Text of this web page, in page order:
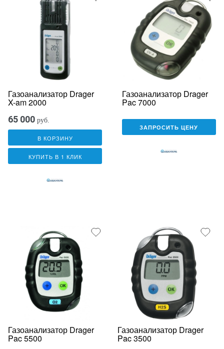
Газоанализатор Drager
X-am 2000
65 000 руб.
В КОРЗИНУ
КУПИТЬ В 1 КЛИК
Газоанализатор Drager
Pac 7000
ЗАПРОСИТЬ ЦЕНУ
Газоанализатор Drager
Pac 5500
Газоанализатор Drager
Pac 3500